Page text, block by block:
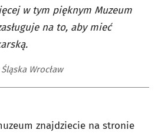
w tym pięknym Muzeum
na to, aby mieć
Wrocław
znajdziecie na stronie